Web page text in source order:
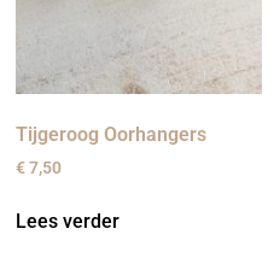
Tijgeroog Oorhangers
€7,50
Lees verder